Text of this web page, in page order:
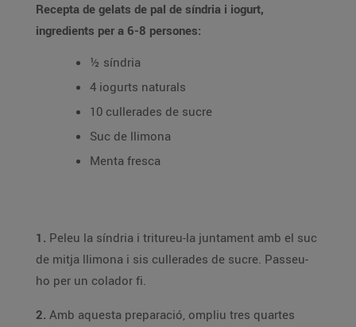
Recepta de gelats de pal de síndria i iogurt,
ingredients per a 6-8 persones:
½ síndria
4 iogurts naturals
10 cullerades de sucre
Suc de llimona
Menta fresca
1. Peleu la síndria i tritureu-la juntament amb el suc
de mitja llimona i sis cullerades de sucre. Passeu-
ho per un colador fi.
2. Amb aquesta preparació, ompliu tres quartes